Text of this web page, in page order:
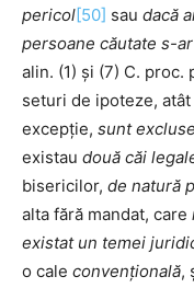
pericol[50] sau dacă
persoane căutate s-
alin. (1) și (7) C. proc.
seturi de ipoteze,
excepție, sunt
existau două căi
bisericilor, de natură
alta fără mandat, care
existat un temei
o cale convențională,